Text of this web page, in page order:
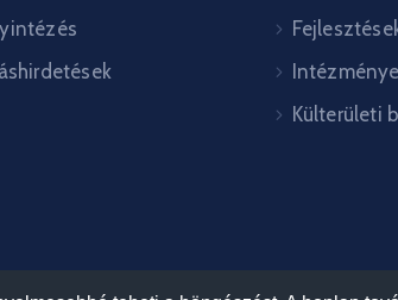
Külterületi